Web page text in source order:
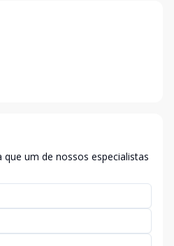
um de nossos especialistas